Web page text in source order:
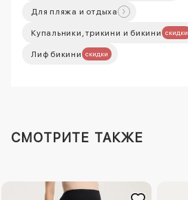
Для пляжа и отдыха
Купальники, трикини и бикини скидки
Лиф бикини скидки
СМОТРИТЕ ТАКЖЕ